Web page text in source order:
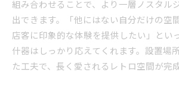
組み合わせることで、より一層ノスタル
出できます。「他にはない自分だけの空
店客に印象的な体験を提供したい」とい
什器はしっかり応えてくれます。設置場
た工夫で、長く愛されるレトロ空間が完